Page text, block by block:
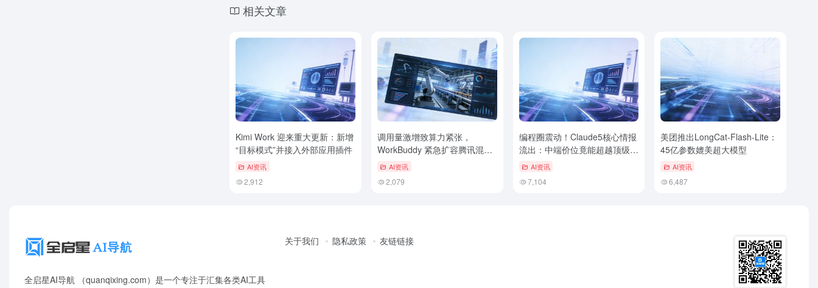
相关文章
Kimi Work 迎来重大更新：新增
“目标模式”并接入外部应用插件
AI资讯
2,912
调用量激增致算力紧张，
WorkBuddy 紧急扩容腾讯混元
Hy3 模型
AI资讯
2,079
编程圈震动！Claude5核心情报
流出：中端价位竟能超越顶级性
能？AI资讯
7,104
美团推出LongCat-Flash-Lite：
45亿参数媲美超大模型
AI资讯
6,487
全启星AI导航 （quanqixing.com）是一个专注于汇集各类AI工具
关于我们 隐私政策 友链链接